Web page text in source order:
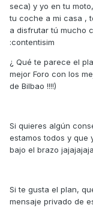
seca) y yo en tu
tu coche a mi casa ,
a disfrutar tú mucho
:contentisim
¿ Qué te parece el
mejor Foro con los
de Bilbao !!!!)
Si quieres algún
estamos todos y que
bajo el brazo
Si te gusta el plan,
mensaje privado de